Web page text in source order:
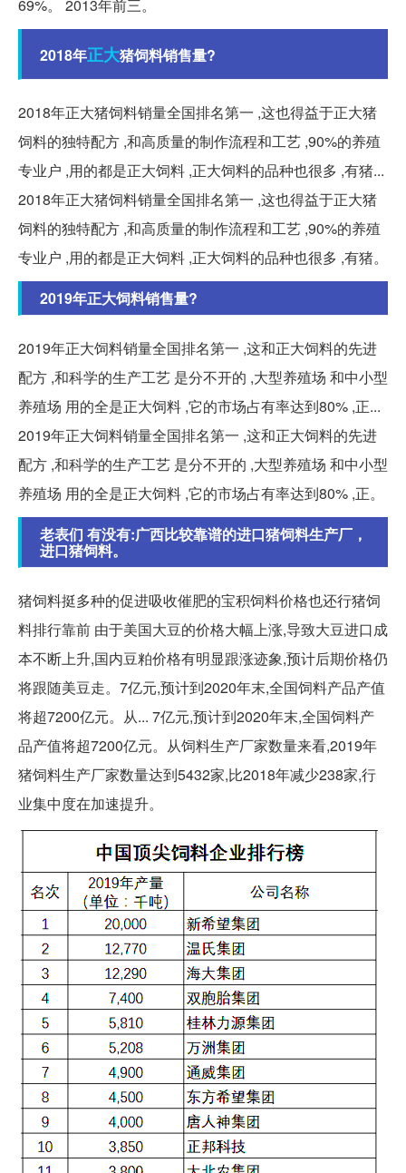
69%。 2013年前三。
2018年正大猪饲料销售量?
2018年正大猪饲料销量全国排名第一 ,这也得益于正大猪
饲料的独特配方 ,和高质量的制作流程和工艺 ,90%的养殖
专业户 ,用的都是正大饲料 ,正大饲料的品种也很多 ,有猪...
2018年正大猪饲料销量全国排名第一 ,这也得益于正大猪
饲料的独特配方 ,和高质量的制作流程和工艺 ,90%的养殖
专业户 ,用的都是正大饲料 ,正大饲料的品种也很多 ,有猪。
2019年正大饲料销售量?
2019年正大饲料销量全国排名第一 ,这和正大饲料的先进
配方 ,和科学的生产工艺 是分不开的 ,大型养殖场 和中小型
养殖场 用的全是正大饲料 ,它的市场占有率达到80% ,正...
2019年正大饲料销量全国排名第一 ,这和正大饲料的先进
配方 ,和科学的生产工艺 是分不开的 ,大型养殖场 和中小型
养殖场 用的全是正大饲料 ,它的市场占有率达到80% ,正。
老表们 有没有:广西比较靠谱的进口猪饲料生产厂，
进口猪饲料。
猪饲料挺多种的促进吸收催肥的宝积饲料价格也还行猪饲
料排行靠前 由于美国大豆的价格大幅上涨,导致大豆进口成
本不断上升,国内豆粕价格有明显跟涨迹象,预计后期价格仍
将跟随美豆走。7亿元,预计到2020年末,全国饲料产品产值
将超7200亿元。从... 7亿元,预计到2020年末,全国饲料产
品产值将超7200亿元。从饲料生产厂家数量来看,2019年
猪饲料生产厂家数量达到5432家,比2018年减少238家,行
业集中度在加速提升。